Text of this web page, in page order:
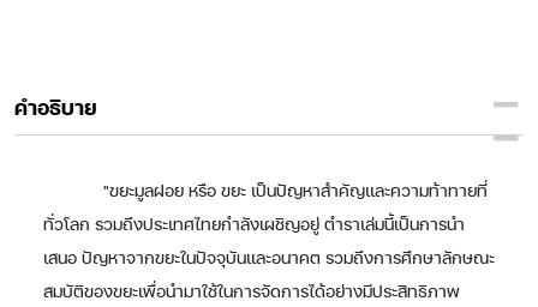
คำอธิบาย
"ขยะมูลฝอย หรือ ขยะ เป็นปัญหาสำคัญและความท้าทายที่
ทั่วโลก รวมถึงประเทศไทยกำลังเผชิญอยู่ ตำราเล่มนี้เป็นการนำ
เสนอ ปัญหาจากขยะในปัจจุบันและอนาคต รวมถึงการศึกษาลักษณะ
สมบัติของขยะเพื่อนำมาใช้ในการจัดการได้อย่างมีประสิทธิภาพ